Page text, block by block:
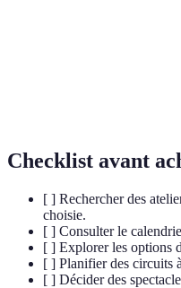
Checklist avant
[ ] Rechercher des
choisie.
[ ] Consulter le
[ ] Explorer les options
[ ] Planifier des circuits
[ ] Décider des